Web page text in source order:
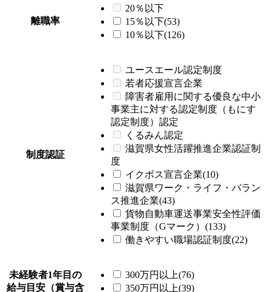
離職率
20％以下
15％以下(53)
10％以下(126)
制度認証
ユースエール認定制度
若者応援宣言企業
障害者雇用に関する優良な中小
事業主に対する認定制度（もにす
認定制度）認定
くるみん認定
滋賀県女性活躍推進企業認証制
度
イクボス宣言企業(10)
滋賀県ワーク・ライフ・バラン
ス推進企業(43)
貨物自動車運送事業安全性評価
事業制度（Gマーク）(133)
働きやすい職場認証制度(22)
未経験者1年目の
給与目安（賞与含
300万円以上(76)
350万円以上(39)